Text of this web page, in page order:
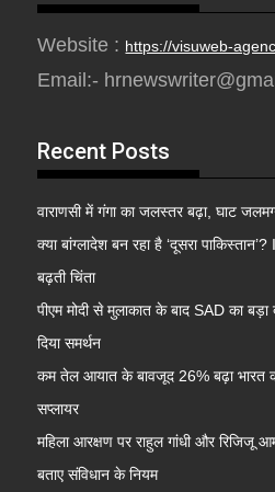
Website : https://visuweb-
Email:-
Recent Posts
वाराणसी में गंगा का जलस्तर बढ़ा, घाट
क्या बांग्लादेश बन रहा है ‘दूसरा
बढ़ती चिंता
पीएम मोदी से मुलाकात के बाद SAD का बड़ा
दिया समर्थन
कम तेल आयात के बावजूद 26% बढ़ा
सप्लायर
महिला आरक्षण पर राहुल गांधी और रिजिजू
बताए संविधान के नियम